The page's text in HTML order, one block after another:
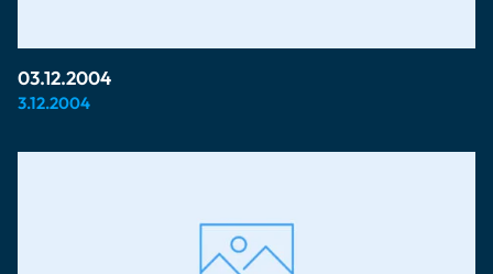
03.12.2004
3.12.2004